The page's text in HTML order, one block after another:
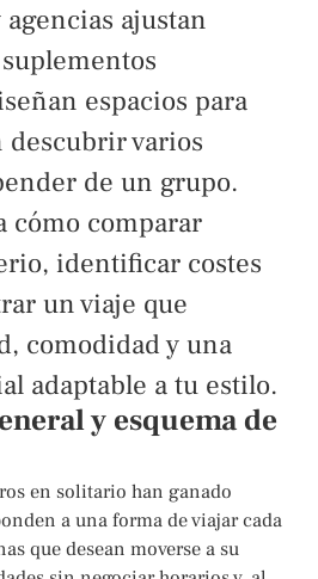
ajustan
espacios para
varios
de un grupo.
cómo comparar
identificar costes
un viaje que
comodidad y una
adaptable a tu estilo.
y esquema de
en solitario han ganado
a una forma de viajar cada
que desean moverse a su